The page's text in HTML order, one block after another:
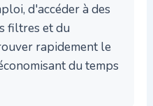
d'accéder à des
filtres et du
rapidement le
du temps